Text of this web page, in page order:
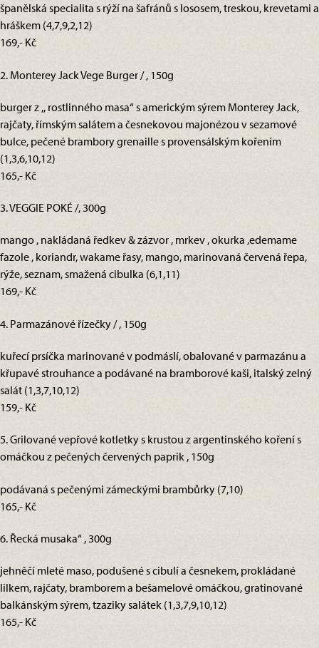
španělská specialita s rýží na šafránů s lososem, treskou, krevetami a
hráškem (4,7,9,2,12)
169,- Kč
2. Monterey Jack Vege Burger / , 150g
burger z ,, rostlinného masa“ s americkým sýrem Monterey Jack,
rajčaty, římským salátem a česnekovou majonézou v sezamové
bulce, pečené brambory grenaille s provensálským kořením
(1,3,6,10,12)
165,- Kč
3. VEGGIE POKÉ /, 300g
mango , nakládaná ředkev & zázvor , mrkev , okurka ,edemame
fazole , koriandr, wakame řasy, mango, marinovaná červená řepa,
rýže, seznam, smažená cibulka (6,1,11)
169,- Kč
4. Parmazánové řízečky / , 150g
kuřecí prsíčka marinované v podmáslí, obalované v parmazánu a
křupavé strouhance a podávané na bramborové kaši, italský zelný
salát (1,3,7,10,12)
159,- Kč
5. Grilované vepřové kotletky s krustou z argentinského koření s
omáčkou z pečených červených paprik , 150g
podávaná s pečenými zámeckými brambůrky (7,10)
165,- Kč
6. Řecká musaka“ , 300g
jehněčí mleté maso, podušené s cibulí a česnekem, prokládané
lilkem, rajčaty, bramborem a bešamelové omáčkou, gratinované
balkánským sýrem, tzaziky salátek (1,3,7,9,10,12)
165,- Kč